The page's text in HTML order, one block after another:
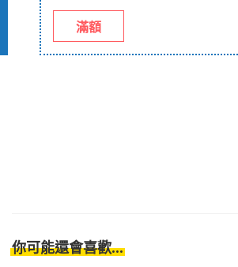
滿額
你可能還會喜歡...